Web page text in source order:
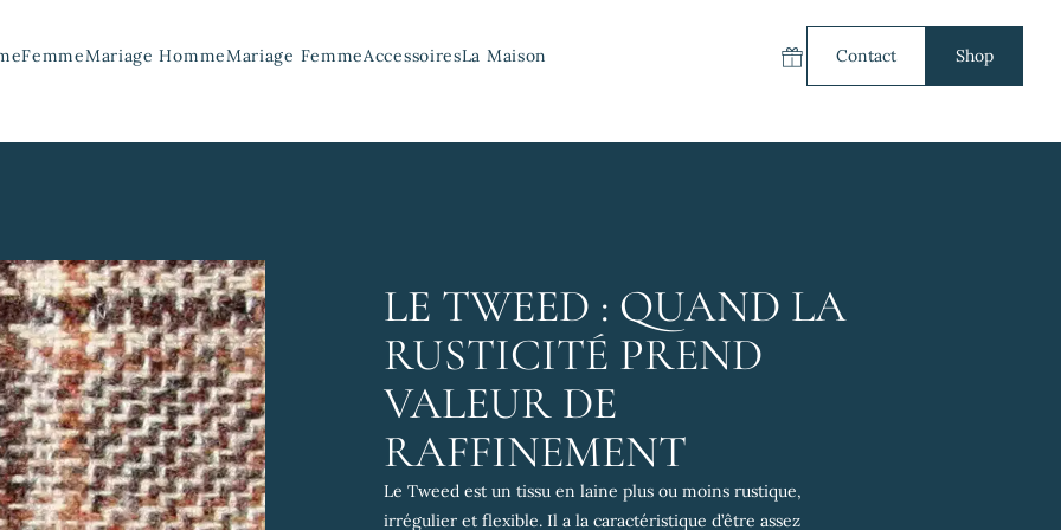
FemmeMariage HommeMariage FemmeAccessoiresLa Maison Carte cadeau
Contact Shop
LE TWEED : QUAND LA
RUSTICITÉ PREND
VALEUR DE
RAFFINEMENT
Le Tweed est un tissu en laine plus ou moins rustique,
irrégulier et flexible. Il a la caractéristique d’être assez